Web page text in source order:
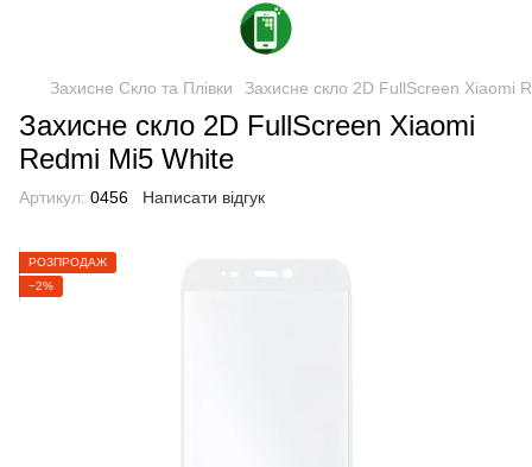
Захисне Скло та Плівки Захисне скло 2D FullScreen Xiaomi
Захисне скло 2D FullScreen Xiaomi
Redmi Mi5 White
Артикул: 0456 Написати відгук
РОЗПРОДАЖ
−2%